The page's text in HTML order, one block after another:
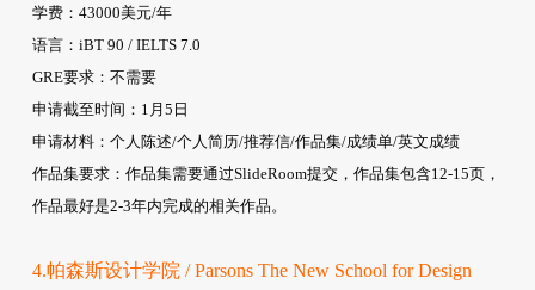
学费：43000美元/年
语言：iBT 90 / IELTS 7.0
GRE要求：不需要
申请截至时间：1月5日
申请材料：个人陈述/个人简历/推荐信/作品集/成绩单/英文成绩
作品集要求：作品集需要通过SlideRoom提交，作品集包含12-15页，
作品最好是2-3年内完成的相关作品。
4.帕森斯设计学院 / Parsons The New School for Design